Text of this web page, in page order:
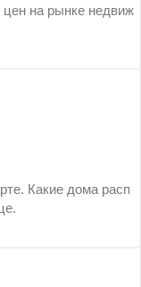
цен на рын­ке нед­ви­ж
Ка­кие до­ма рас­п